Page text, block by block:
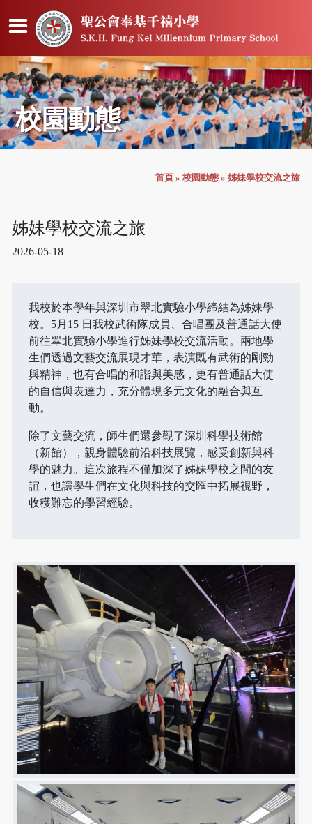
校園動態
首頁 » 校園動態 » 姊妹學校交流之旅
姊妹學校交流之旅
2026-05-18
我校於本學年與深圳市翠北實驗小學締結為姊妹學
校。5月15 日我校武術隊成員、合唱團及普通話大使
前往翠北實驗小學進行姊妹學校交流活動。兩地學
生們透過文藝交流展現才華，表演既有武術的剛勁
與精神，也有合唱的和諧與美感，更有普通話大使
的自信與表達力，充分體現多元文化的融合與互
動。
除了文藝交流，師生們還參觀了深圳科學技術館
（新館），親身體驗前沿科技展覽，感受創新與科
學的魅力。這次旅程不僅加深了姊妹學校之間的友
誼，也讓學生們在文化與科技的交匯中拓展視野，
收穫難忘的學習經驗。